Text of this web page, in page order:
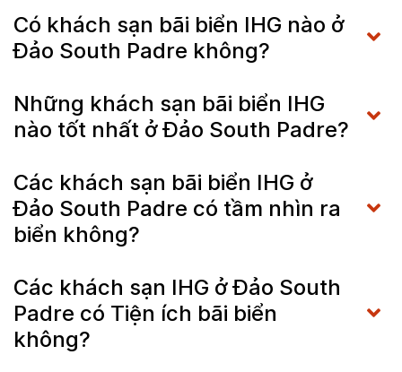
Có khách sạn bãi biển IHG nào ở
Đảo South Padre không?
Những khách sạn bãi biển IHG
nào tốt nhất ở Đảo South Padre?
Các khách sạn bãi biển IHG ở
Đảo South Padre có tầm nhìn ra
biển không?
Các khách sạn IHG ở Đảo South
Padre có Tiện ích bãi biển
không?